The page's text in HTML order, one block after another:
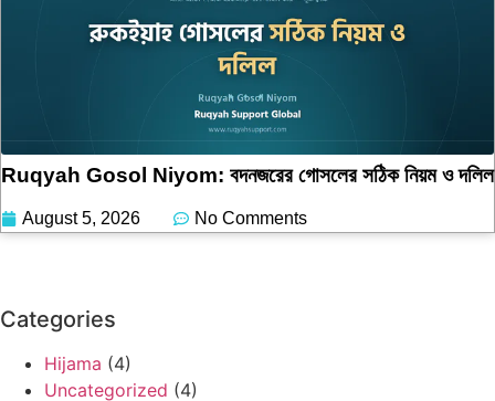
Ruqyah Gosol Niyom: বদনজরের গোসলের সঠিক নিয়ম ও দলিল
August 5, 2026 No Comments
Categories
Hijama (4)
Uncategorized (4)